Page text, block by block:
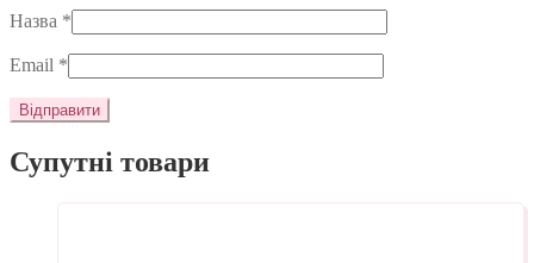
Назва *
Email *
Супутні товари